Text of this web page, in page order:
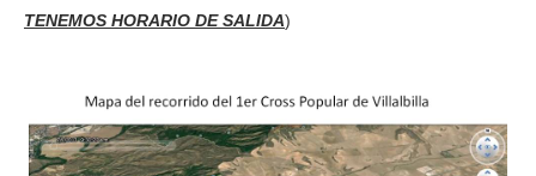
TENEMOS HORARIO DE SALIDA)